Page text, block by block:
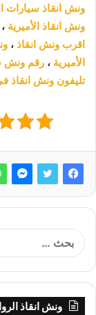
ونش انقاذ سيارات
ونش انقاذ الأميرية ،
اقرب ونش انقاذ ،
الأميرية ، رقم ونش
تليفون ونش انقاذ
ونش انقاذ